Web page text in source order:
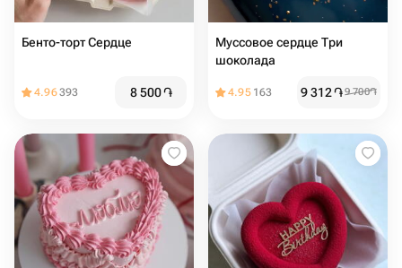
Бенто-торт Сердце
4.96393 8 500֏
Муссовое сердце Три
шоколада
4.95 163 9 312֏9 700֏